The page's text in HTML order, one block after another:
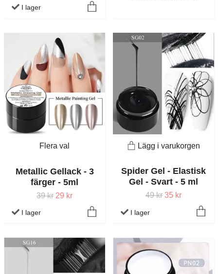
I lager
Flera val
Metallic Gellack - 3
färger - 5ml
39 kr 29 kr
I lager
Lägg i varukorgen
Spider Gel - Elastisk
Gel - Svart - 5 ml
49 kr 35 kr
I lager